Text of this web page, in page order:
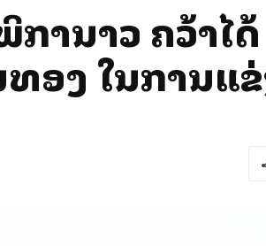
ານລາວ ຄວ້າໄ
ອງ ໃນການແ